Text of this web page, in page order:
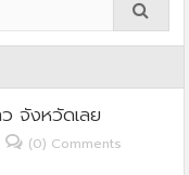
จังหวัดเลย
(0) Comments